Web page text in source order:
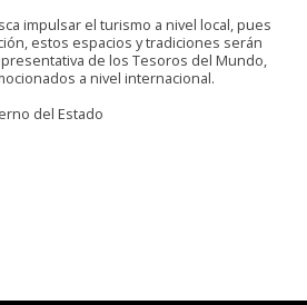
impulsar el turismo a nivel local, pues
estos espacios y tradiciones serán
de los Tesoros del Mundo,
a nivel internacional.
del Estado